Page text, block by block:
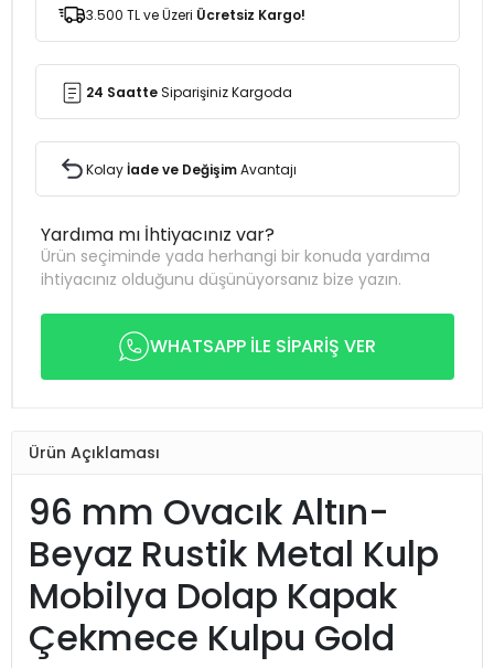
3.500 TL ve Üzeri Ücretsiz Kargo!
24 SaatteSiparişiniz Kargoda
Kolayİade ve DeğişimAvantajı
Yardıma mı İhtiyacınız var?
Ürün seçiminde yada herhangi bir konuda yardıma
ihtiyacınız olduğunu düşünüyorsanız bize yazın.
WHATSAPP İLE SİPARİŞ VER
Ürün Açıklaması
96 mm Ovacık Altın-
Beyaz Rustik Metal Kulp
Mobilya Dolap Kapak
Çekmece Kulpu Gold